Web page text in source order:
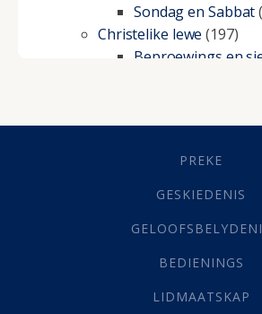
Sondag en Sabbat
Christelike lewe (197)
Beproewings en
Geestelike Groei
(21)
Grys Areas(4)
Lewensdoel(3)
Selfondersoek(1)
Werk(22)
PREKE
GESKIEDENIS
BEDIENINGS
LIDMAATSKAP